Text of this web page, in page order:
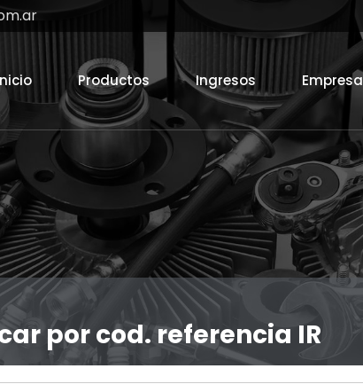
Productos Ingresos Empresa
por cod. referencia IR